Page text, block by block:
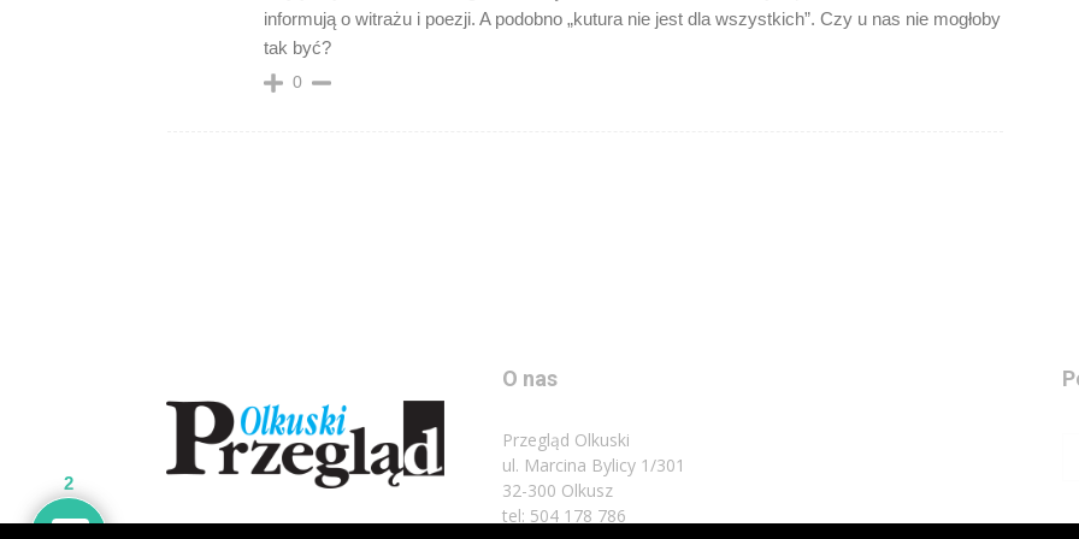
informują o witrażu i poezji. A podobno „kutura nie jest dla wszystkich”. Czy u nas nie mogłoby
tak być?
0
O nas
Przegląd Olkuski
ul. Marcina Bylicy 1/301
32-300 Olkusz
tel: 504 178 786
2